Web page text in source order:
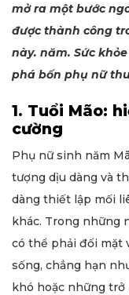
mở ra một bước
được thành công
này. năm. Sức
phá bốn phụ nữ
1. Tuổi Mão:
cường
Phụ nữ sinh năm
tượng dịu dàng và
dàng thiết lập mối
khác. Trong những
có thể phải đối mặt
sống, chẳng hạn
khó hoặc những